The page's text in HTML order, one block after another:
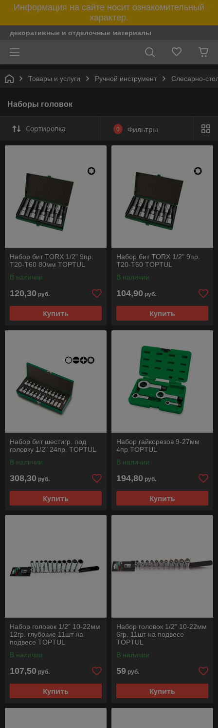
Информация на сайте носит ознакомительный
характер.
декоративные и отделочные материалы
Товары и услуги Ручной инструмент Слесарно-
Наборы головок
Сортировка 0 Фильтры
Набор бит TORX 1/2" 9пр.
T20-T60 80мм TOPTUL
В наличии
120,30 руб.
Купить
Набор бит TORX 1/2" 9пр.
T20-T60 TOPTUL
В наличии
104,90 руб.
Купить
Набор бит шестигр. под
головку 1/2" 24пр. TOPTUL
В наличии
308,30 руб.
Купить
Набор гайкорезов 9-27мм
4пр TOPTUL
В наличии
194,80 руб.
Купить
Набор головок 1/2" 10-22мм
12гр. глубокие 11шт на
подвесе TOPTUL
В наличии
107,50 руб.
Купить
Набор головок 1/2" 10-22мм
6гр. 11шт на подвесе
TOPTUL
В наличии
59 руб.
Купить